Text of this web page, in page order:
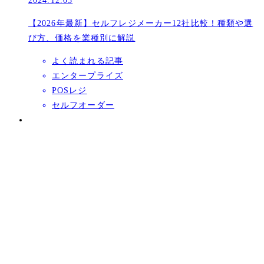
【2026年最新】セルフレジメーカー12社比較！種類や選
び方、価格を業種別に解説
よく読まれる記事
エンタープライズ
POSレジ
セルフオーダー